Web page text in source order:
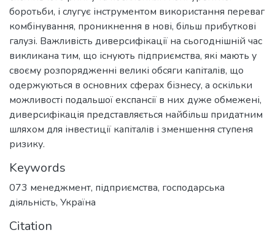
боротьби, і слугує інструментом використання переваг
комбінування, проникнення в нові, більш прибуткові
галузі. Важливість диверсифікації на сьогоднішній час
викликана тим, що існують підприємства, які мають у
своєму розпорядженні великі обсяги капіталів, що
одержуються в основних сферах бізнесу, а оскільки
можливості подальшої експансії в них дуже обмежені,
диверсифікація представляється найбільш придатним
шляхом для інвестиції капіталів і зменшення ступеня
ризику.
Keywords
073 менеджмент, підприємства, господарська
діяльність, Україна
Citation